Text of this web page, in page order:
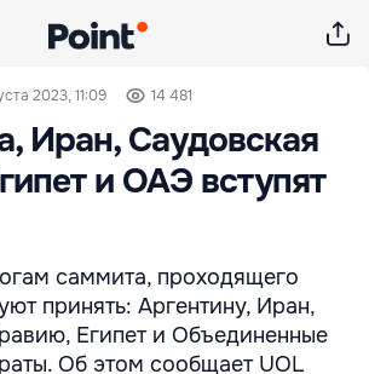
2023, 11:09 14 481
Иран, Саудовская
и ОАЭ вступят
саммита, проходящего
принять: Аргентину, Иран,
Египет и Объединенные
Об этом сообщает UOL